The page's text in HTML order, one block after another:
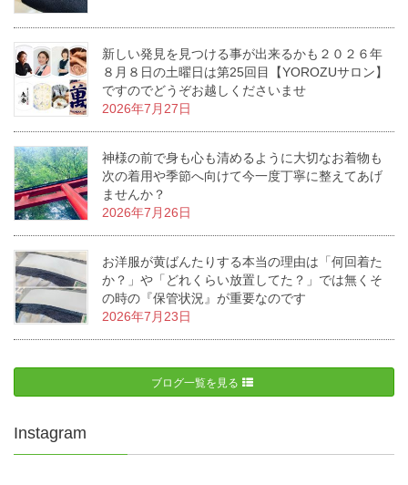
新しい発見を見つける事が出来るかも２０２６年
８月８日の土曜日は第25回目【YOROZUサロン】
ですのでどうぞお越しくださいませ
2026年7月27日
神様の前で身も心も清めるように大切なお着物も
次の着用や季節へ向けて今一度丁寧に整えてあげ
ませんか？
2026年7月26日
お洋服が黄ばんたりする本当の理由は「何回着た
か？」や「どれくらい放置してた？」では無くそ
の時の『保管状況』が重要なのです
2026年7月23日
ブログ一覧を見る
Instagram